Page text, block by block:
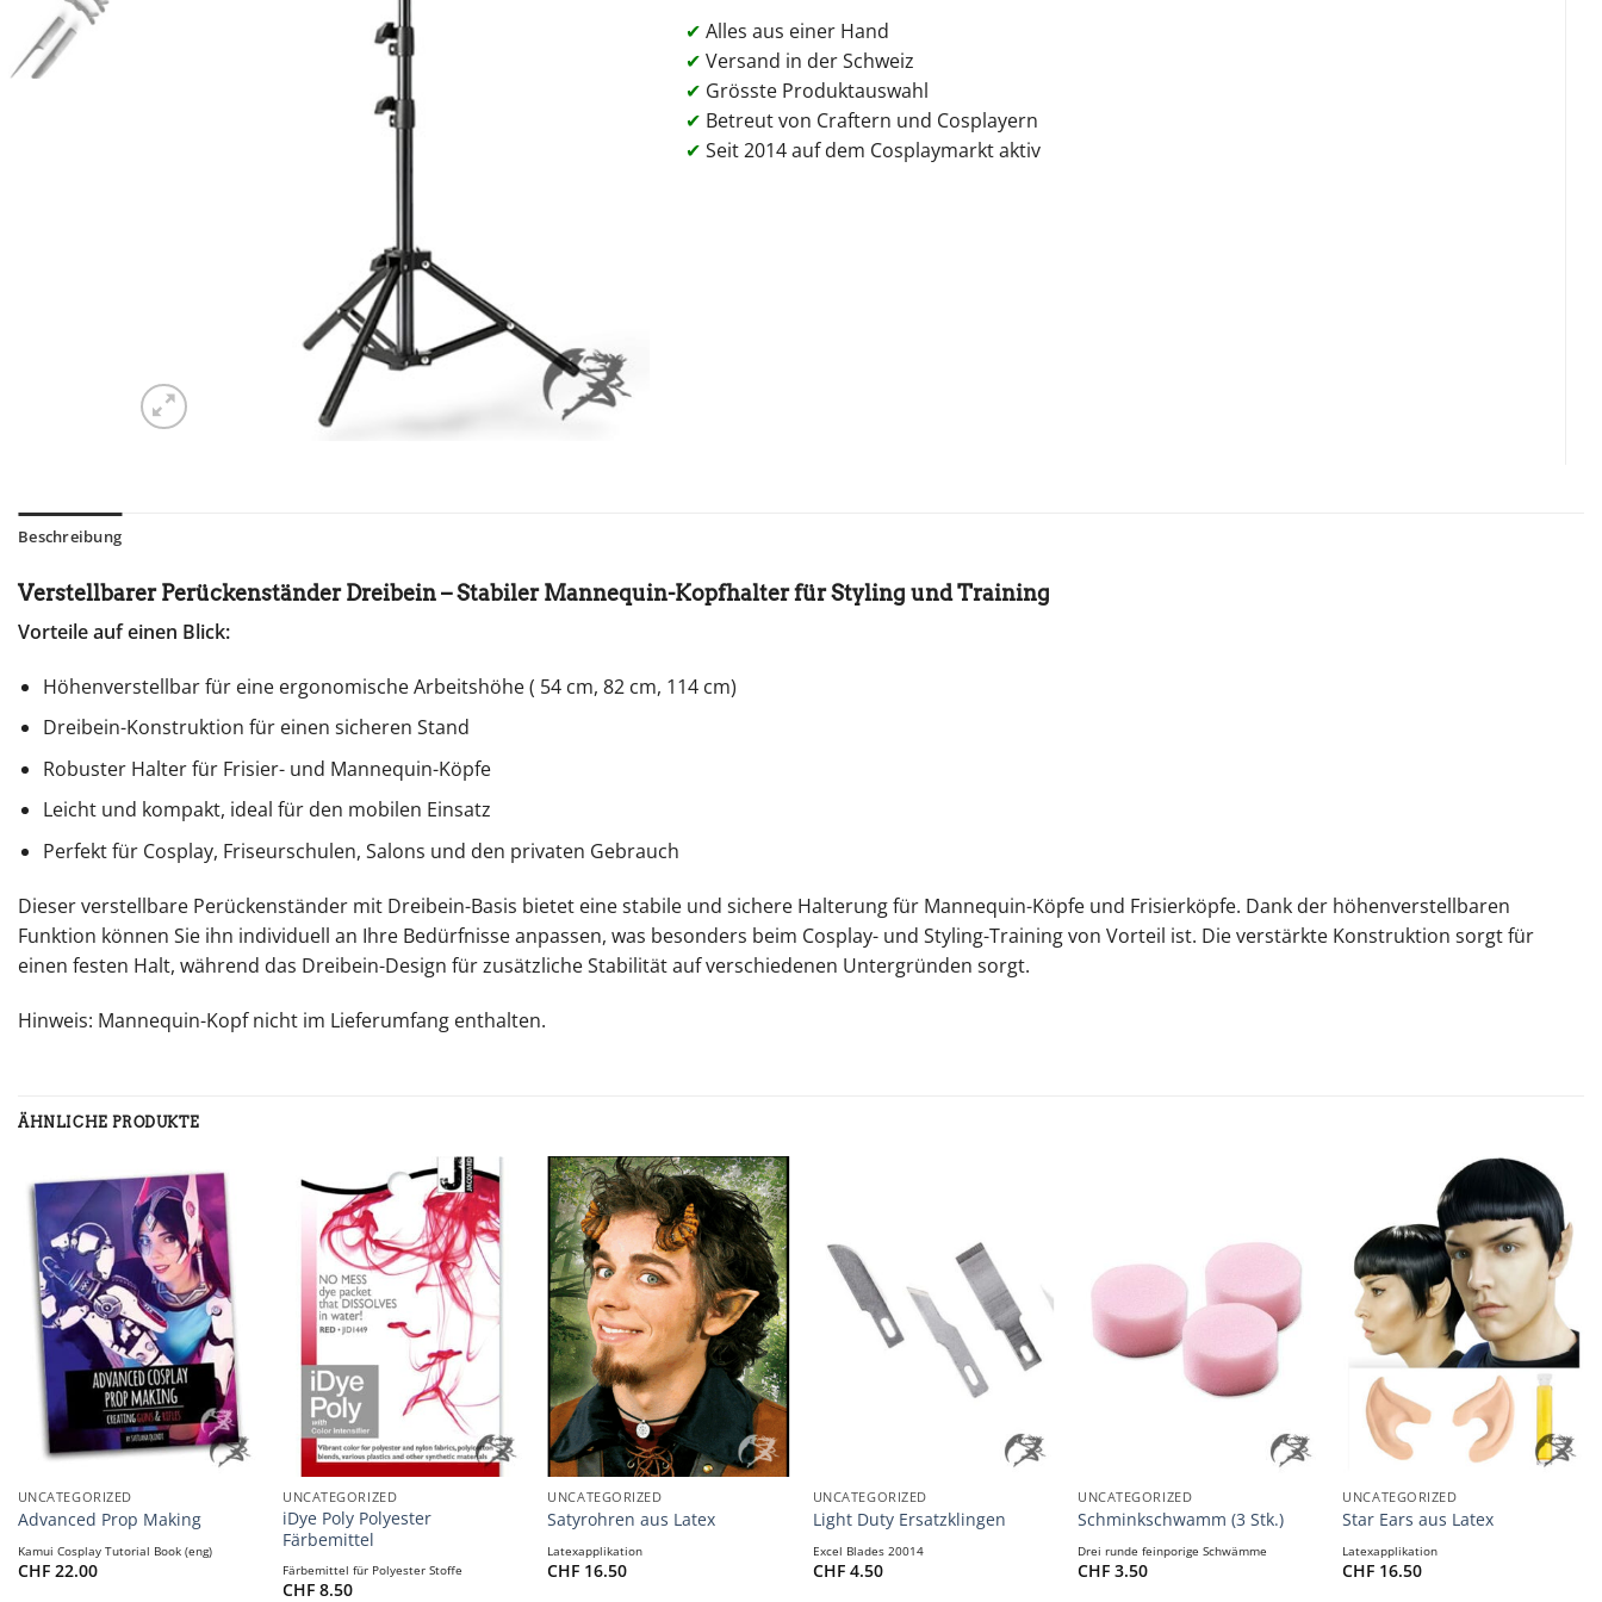
✔ Alles aus einer Hand
✔ Versand in der Schweiz
✔ Grösste Produktauswahl
✔ Betreut von Craftern und Cosplayern
✔ Seit 2014 auf dem Cosplaymarkt aktiv
Beschreibung
Verstellbarer Perückenständer Dreibein – Stabiler Mannequin-Kopfhalter für Styling und Training
Vorteile auf einen Blick:
Höhenverstellbar für eine ergonomische Arbeitshöhe ( 54 cm, 82 cm, 114 cm)
Dreibein-Konstruktion für einen sicheren Stand
Robuster Halter für Frisier- und Mannequin-Köpfe
Leicht und kompakt, ideal für den mobilen Einsatz
Perfekt für Cosplay, Friseurschulen, Salons und den privaten Gebrauch
Dieser verstellbare Perückenständer mit Dreibein-Basis bietet eine stabile und sichere Halterung für Mannequin-Köpfe und Frisierköpfe. Dank der höhenverstellbaren
Funktion können Sie ihn individuell an Ihre Bedürfnisse anpassen, was besonders beim Cosplay- und Styling-Training von Vorteil ist. Die verstärkte Konstruktion sorgt für
einen festen Halt, während das Dreibein-Design für zusätzliche Stabilität auf verschiedenen Untergründen sorgt.
Hinweis: Mannequin-Kopf nicht im Lieferumfang enthalten.
ÄHNLICHE PRODUKTE
+
UNCATEGORIZED
Advanced Prop Making
Kamui Cosplay Tutorial Book (eng)
CHF22.00
+
UNCATEGORIZED
iDye Poly Polyester
Färbemittel
Färbemittel für Polyester Stoffe
CHF 8.50
+
UNCATEGORIZED
Satyrohren aus Latex
Latexapplikation
CHF 16.50
UNCATEGORIZED
Light Duty Ersatzklingen
Excel Blades 20014
CHF4.50
UNCATEGORIZED
Schminkschwamm (3 Stk.)
Drei runde feinporige Schwämme
CHF 3.50
UNCATEGORIZED
Star Ears aus Latex
Latexapplikation
CHF 16.50